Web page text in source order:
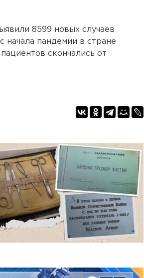
8599 новых случаев
начала пандемии в стране
скончались от